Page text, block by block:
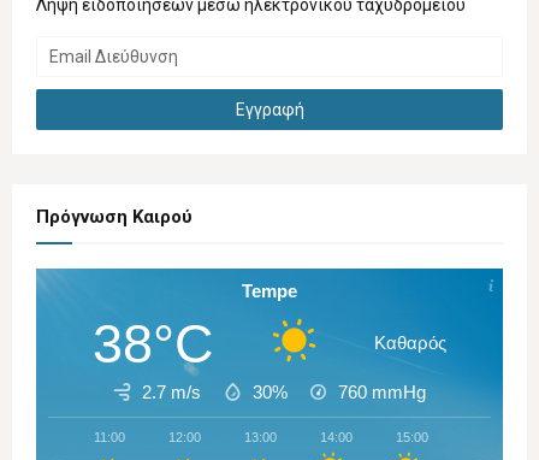
Λήψη ειδοποιήσεων μέσω ηλεκτρονικού ταχυδρομείου
Πρόγνωση Καιρού
Tempe
38°C Καθαρός
2.7 m/s 30% 760 mmHg
11:00 12:00 13:00 14:00 15:00